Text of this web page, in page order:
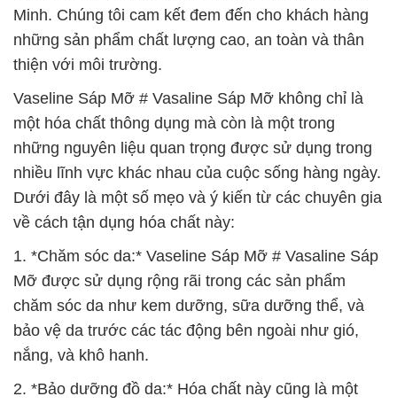
Minh. Chúng tôi cam kết đem đến cho khách hàng
những sản phẩm chất lượng cao, an toàn và thân
thiện với môi trường.
Vaseline Sáp Mỡ # Vasaline Sáp Mỡ không chỉ là
một hóa chất thông dụng mà còn là một trong
những nguyên liệu quan trọng được sử dụng trong
nhiều lĩnh vực khác nhau của cuộc sống hàng ngày.
Dưới đây là một số mẹo và ý kiến từ các chuyên gia
về cách tận dụng hóa chất này:
1. *Chăm sóc da:* Vaseline Sáp Mỡ # Vasaline Sáp
Mỡ được sử dụng rộng rãi trong các sản phẩm
chăm sóc da như kem dưỡng, sữa dưỡng thể, và
bảo vệ da trước các tác động bên ngoài như gió,
nắng, và khô hanh.
2. *Bảo dưỡng đồ da:* Hóa chất này cũng là một